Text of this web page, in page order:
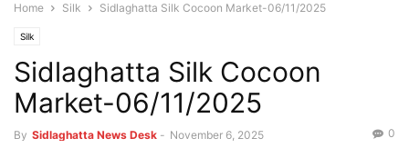
Home Silk Sidlaghatta Silk Cocoon Market-06/11/2025
Silk
Sidlaghatta Silk Cocoon
Market-06/11/2025
By Sidlaghatta News Desk - November 6, 2025 0